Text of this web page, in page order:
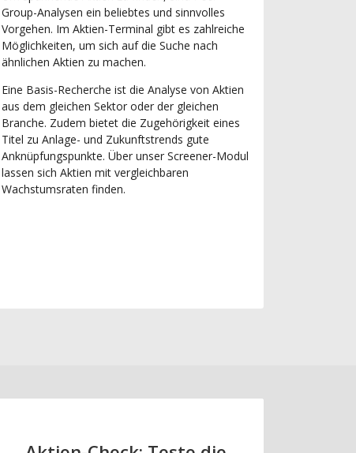
Group-Analysen ein beliebtes und sinnvolles
Vorgehen. Im Aktien-Terminal gibt es zahlreiche
Möglichkeiten, um sich auf die Suche nach
ähnlichen Aktien zu machen.
Eine Basis-Recherche ist die Analyse von Aktien
aus dem gleichen Sektor oder der gleichen
Branche. Zudem bietet die Zugehörigkeit eines
Titel zu Anlage- und Zukunftstrends gute
Anknüpfungspunkte. Über unser Screener-Modul
lassen sich Aktien mit vergleichbaren
Wachstumsraten finden.